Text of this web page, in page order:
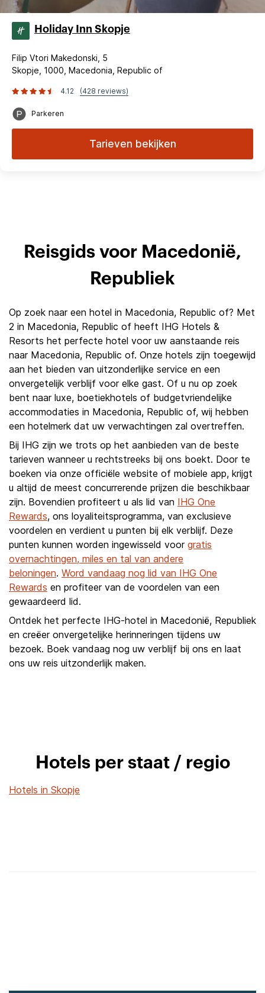
Holiday Inn Skopje
Filip Vtori Makedonski, 5
Skopje, 1000, Macedonia, Republic of
4.12 (428 reviews)
Parkeren
Tarieven bekijken
Reisgids voor Macedonië,
Republiek
Op zoek naar een hotel in Macedonia, Republic of? Met
2 in Macedonia, Republic of heeft IHG Hotels &
Resorts het perfecte hotel voor uw aanstaande reis
naar Macedonia, Republic of. Onze hotels zijn toegewijd
aan het bieden van uitzonderlijke service en een
onvergetelijk verblijf voor elke gast. Of u nu op zoek
bent naar luxe, boetiekhotels of budgetvriendelijke
accommodaties in Macedonia, Republic of, wij hebben
een hotelmerk dat uw verwachtingen zal overtreffen.
Bij IHG zijn we trots op het aanbieden van de beste
tarieven wanneer u rechtstreeks bij ons boekt. Door te
boeken via onze officiële website of mobiele app, krijgt
u altijd de meest concurrerende prijzen die beschikbaar
zijn. Bovendien profiteert u als lid van IHG One
Rewards, ons loyaliteitsprogramma, van exclusieve
voordelen en verdient u punten bij elk verblijf. Deze
punten kunnen worden ingewisseld voor gratis
overnachtingen, miles en tal van andere
beloningen. Word vandaag nog lid van IHG One
Rewards en profiteer van de voordelen van een
gewaardeerd lid.
Ontdek het perfecte IHG-hotel in Macedonië, Republiek
en creëer onvergetelijke herinneringen tijdens uw
bezoek. Boek vandaag nog uw verblijf bij ons en laat
ons uw reis uitzonderlijk maken.
Hotels per staat / regio
Hotels in Skopje